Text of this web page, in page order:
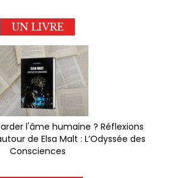
UN LIVRE
l'âme humaine ? Réflexions
de Elsa Malt : L’Odyssée des
Consciences